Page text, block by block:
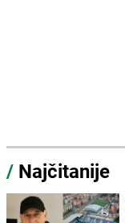
/ Najčitanije